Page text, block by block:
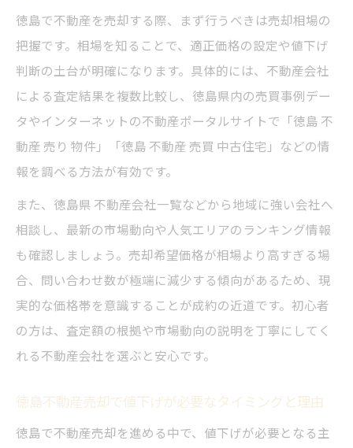
略
売り物件が注目される時期と値下げの関係
性
市場動向を踏まえた徳島不動産価格の決め方
コツ
中古住宅の市場分析から適正価格を導く方
法
売り物件の需要を反映した価格戦略の重要
性
徳島不動産売却で満足度を高める準備と工
夫
徳島で不動産を売却する際、まず行うべきは売却相場の
把握です。相場を知ることで、適正価格の設定や値下げ
判断の土台が明確になります。具体的には、不動産会社
による査定結果を複数比較し、徳島県内の売買事例デー
タやインターネットの不動産ポータルサイトで「徳島 不
動産 売り 物件」「徳島 不動産 売買 中古住宅」などの情
報を調べる方法が有効です。
また、徳島県 不動産会社一覧などから地域に強い会社へ
相談し、最新の市場動向や人気エリアのランキング情報
も確認しましょう。売却希望価格が相場より高すぎる場
合、問い合わせ数が極端に減少する傾向があるため、現
実的な価格帯を意識することが成約の近道です。初心者
の方は、査定額の根拠や市場動向の説明を丁寧にしてく
れる不動産会社を選ぶと安心です。
徳島不動産売却で値下げが必要なタイミングと理由
徳島で不動産売却を進める中で、値下げが必要となる主